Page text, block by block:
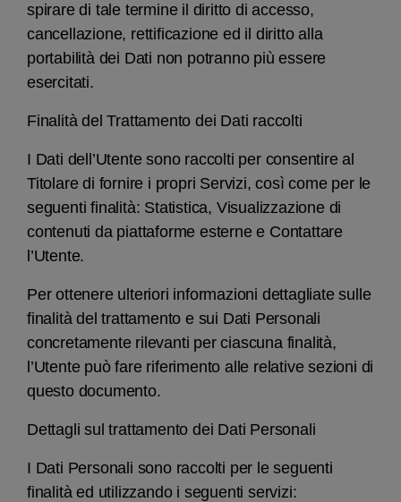
spirare di tale termine il diritto di accesso,
cancellazione, rettificazione ed il diritto alla
portabilità dei Dati non potranno più essere
esercitati.
Finalità del Trattamento dei Dati raccolti
I Dati dell’Utente sono raccolti per consentire al
Titolare di fornire i propri Servizi, così come per le
seguenti finalità: Statistica, Visualizzazione di
contenuti da piattaforme esterne e Contattare
l’Utente.
Per ottenere ulteriori informazioni dettagliate sulle
finalità del trattamento e sui Dati Personali
concretamente rilevanti per ciascuna finalità,
l’Utente può fare riferimento alle relative sezioni di
questo documento.
Dettagli sul trattamento dei Dati Personali
I Dati Personali sono raccolti per le seguenti
finalità ed utilizzando i seguenti servizi: